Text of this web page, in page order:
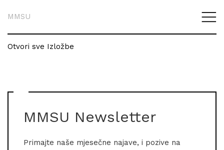
MMSU
Otvori sve Izložbe
MMSU Newsletter
Primajte naše mjesečne najave, i pozive na